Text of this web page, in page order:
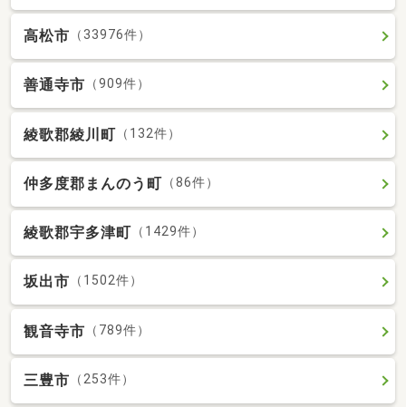
高松市 （33976件）
善通寺市 （909件）
綾歌郡綾川町 （132件）
仲多度郡まんのう町 （86件）
綾歌郡宇多津町 （1429件）
坂出市 （1502件）
観音寺市 （789件）
三豊市 （253件）